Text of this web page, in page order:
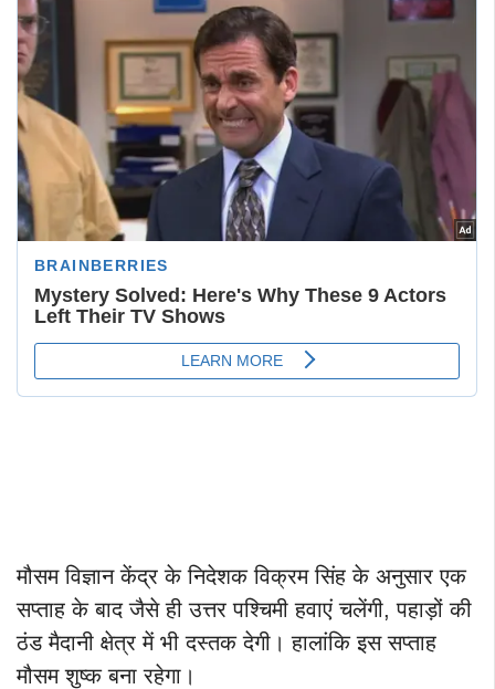
मौसम विज्ञान केंद्र के निदेशक विक्रम सिंह के अनुसार एक
सप्ताह के बाद जैसे ही उत्तर पश्चिमी हवाएं चलेंगी, पहाड़ों की
ठंड मैदानी क्षेत्र में भी दस्तक देगी। हालांकि इस सप्ताह
मौसम शुष्क बना रहेगा।